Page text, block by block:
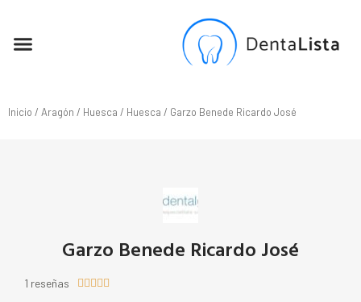
Inicio / Aragón / Huesca / Huesca / Garzo Benede Ricardo José
Garzo Benede Ricardo José
1 reseñas     